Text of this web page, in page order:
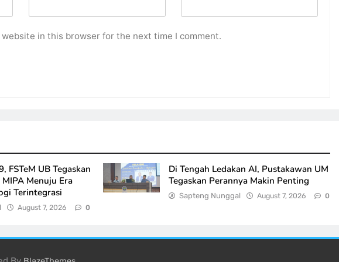
website in this browser for the next time I comment.
FSTeM UB Tegaskan
Menuju Era
Terintegrasi
August 7, 2026 0
Di Tengah Ledakan AI, Pustakawan UM
Tegaskan Perannya Makin Penting
Sapteng Nunggal August 7, 2026 0